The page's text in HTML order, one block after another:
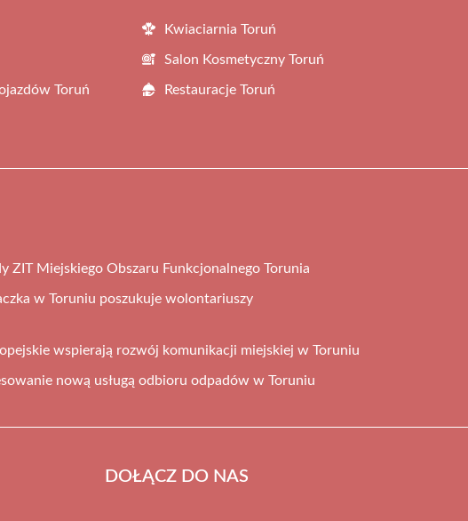
Kwiaciarnia Toruń
Salon Kosmetyczny Toruń
Toruń Restauracje Toruń
ZIT Miejskiego Obszaru Funkcjonalnego Torunia
w Toruniu poszukuje wolontariuszy
wspierają rozwój komunikacji miejskiej w Toruniu
nową usługą odbioru odpadów w Toruniu
DOŁĄCZ DO NAS